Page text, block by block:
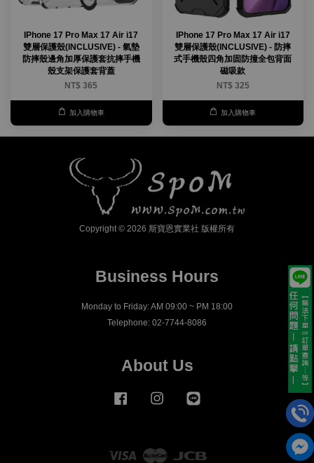
IPhone 17 Pro Max 17 Air i17
雙層保護殼(INCLUSIVE) - 氣墊
防摔殼邊角加厚保護套抗摔手機
殼支架保護套背蓋
NT$ 365
加入購物車
IPhone 17 Pro Max 17 Air i17
雙層保護殼(INCLUSIVE) - 防摔
式手機殼四角加固防撞全包背面
磁吸款
NT$ 325
加入購物車
Copyright © 2026 斯寶恩實業社 版權所有
Business Hours
Monday to Friday: AM 09:00 ~ PM 18:00
Telephone: 02-7744-8086
About Us
Facebook Instagram
Visa Master